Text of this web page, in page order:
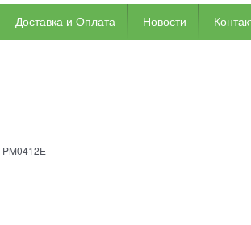
Доставка и Оплата Новости
PM0412E